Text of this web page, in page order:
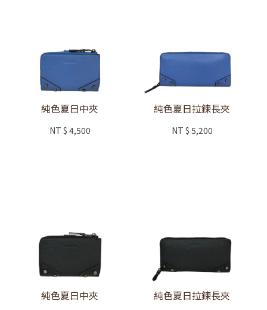
純色夏日中夾
NT $ 4,500
純色夏日拉鍊長夾
NT $ 5,200
純色夏日中夾 純色夏日拉鍊長夾